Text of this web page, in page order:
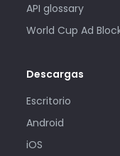
API glossary
World Cup Ad
Descargas
Escritorio
Android
iOS